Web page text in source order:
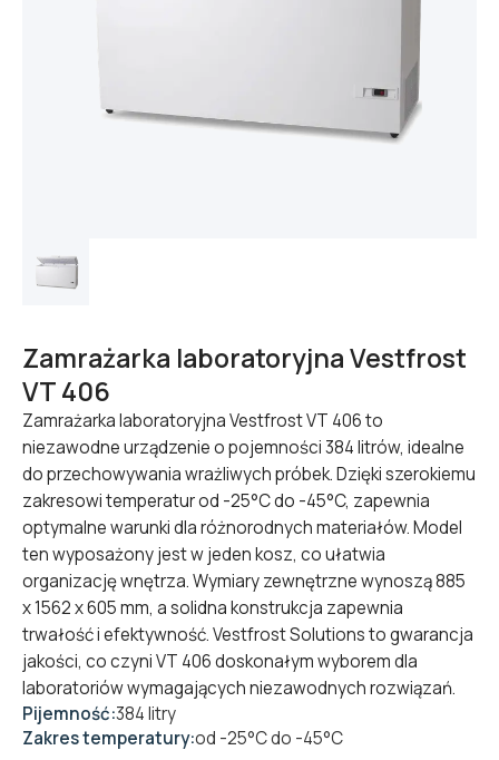
Zamrażarka laboratoryjna Vestfrost
VT 406
Zamrażarka laboratoryjna Vestfrost VT 406 to
niezawodne urządzenie o pojemności 384 litrów, idealne
do przechowywania wrażliwych próbek. Dzięki szerokiemu
zakresowi temperatur od -25°C do -45°C, zapewnia
optymalne warunki dla różnorodnych materiałów. Model
ten wyposażony jest w jeden kosz, co ułatwia
organizację wnętrza. Wymiary zewnętrzne wynoszą 885
x 1562 x 605 mm, a solidna konstrukcja zapewnia
trwałość i efektywność. Vestfrost Solutions to gwarancja
jakości, co czyni VT 406 doskonałym wyborem dla
laboratoriów wymagających niezawodnych rozwiązań.
Pijemność:384 litry
Zakres temperatury:od -25°C do -45°C